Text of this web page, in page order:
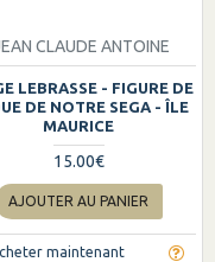
CLAUDE ANTOINE
LEBRASSE - FIGURE DE
DE NOTRE SEGA - ÎLE
MAURICE
15.00€
AJOUTER AU PANIER
maintenant